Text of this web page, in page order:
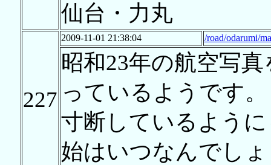
仙台・力丸
227
2009-11-01 21:38:04 /road/odarumi/
昭和23年の航空写
っているようです
寸断しているよう
始はいつなんでし